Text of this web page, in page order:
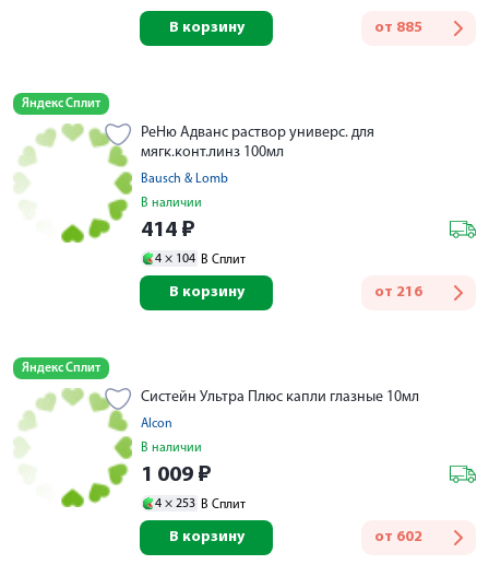
от 885
В корзину
Яндекс Сплит
РеНю Адванс раствор универс. для
мягк.конт.линз 100мл
Bausch & Lomb
В наличии
414 ₽
4 × 104 В Сплит
от 216
В корзину
Яндекс Сплит
Систейн Ультра Плюс капли глазные 10мл
Alcon
В наличии
1 009 ₽
4 × 253 В Сплит
от 602
В корзину